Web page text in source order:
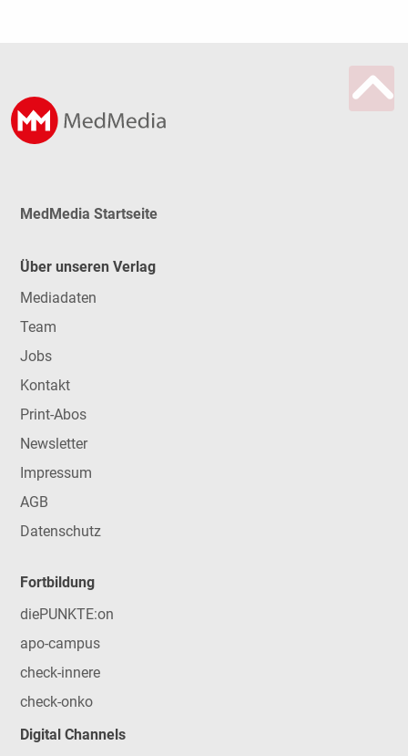
MedMedia Startseite
Über unseren Verlag
Mediadaten
Team
Jobs
Kontakt
Print-Abos
Newsletter
Impressum
AGB
Datenschutz
Fortbildung
diePUNKTE:on
apo-campus
check-innere
check-onko
Digital Channels